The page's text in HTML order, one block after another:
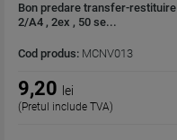
Bon predare transfer-restituire
2/A4 , 2ex , 50 se...
Cod produs: MCNV013
9,20 lei
(Pretul include TVA)